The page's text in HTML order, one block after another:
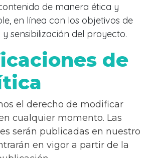
de manera ética y
en línea con los objetivos de
sensibilización del proyecto.
de
el derecho de modificar
cualquier momento. Las
serán publicadas en nuestro
en vigor a partir de la